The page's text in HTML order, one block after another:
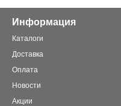
Информация
Каталоги
Доставка
Оплата
Новости
Акции